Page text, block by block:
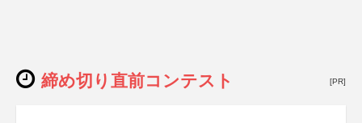
締め切り直前コンテスト [PR]